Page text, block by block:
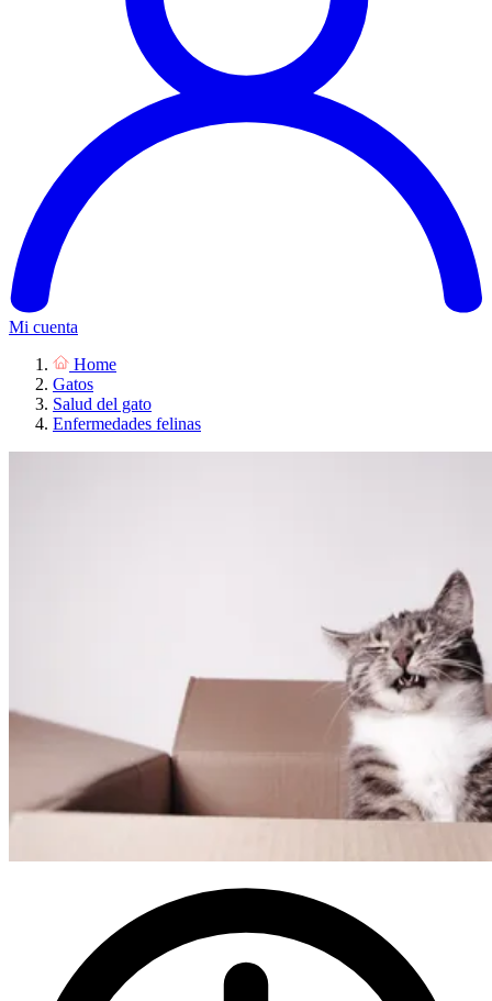
Mi cuenta
Home
Gatos
Salud del gato
Enfermedades felinas